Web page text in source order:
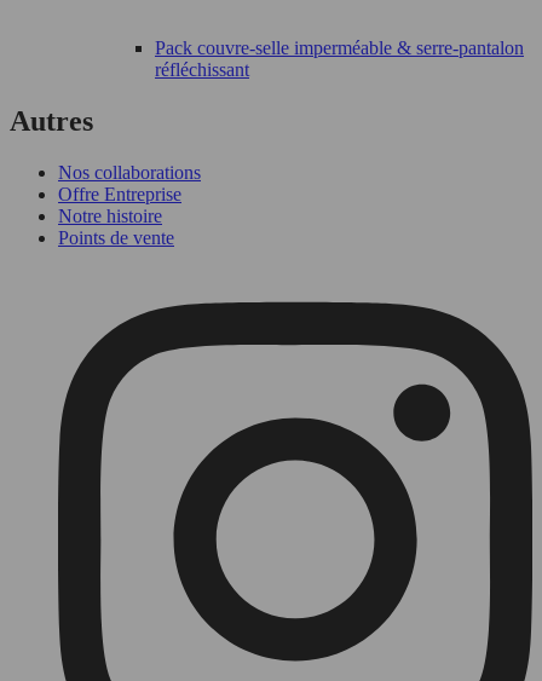
Pack couvre-selle imperméable & serre-pantalon
réfléchissant
Autres
Nos collaborations
Offre Entreprise
Notre histoire
Points de vente